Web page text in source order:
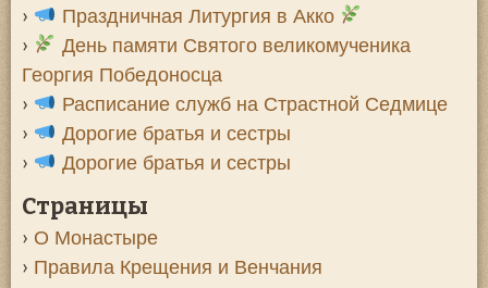
Праздничная Литургия в Акко
День памяти Святого великомученика
Георгия Победоносца
Расписание служб на Страстной Седмице
Дорогие братья и сестры
Дорогие братья и сестры
Страницы
О Монастыре
Правила Крещения и Венчания